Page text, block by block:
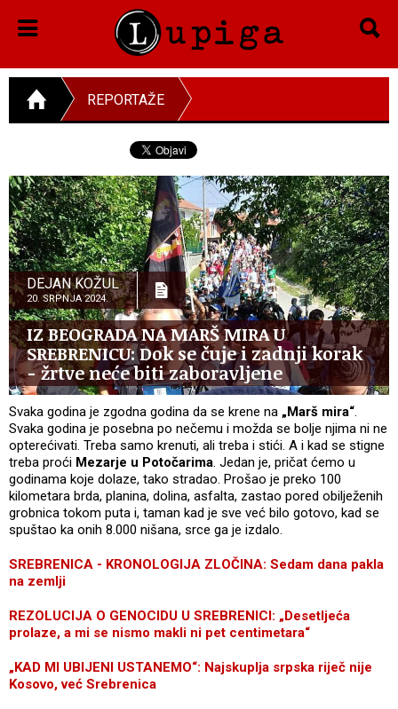
REPORTAŽE
DEJAN KOŽUL
20. SRPNJA 2024.
IZ BEOGRADA NA MARŠ MIRA U
SREBRENICU: Dok se čuje i zadnji korak
- žrtve neće biti zaboravljene
Svaka godina je zgodna godina da se krene na „Marš mira“.
Svaka godina je posebna po nečemu i možda se bolje njima ni ne
opterećivati. Treba samo krenuti, ali treba i stići. A i kad se stigne
treba proći Mezarje u Potočarima. Jedan je, pričat ćemo u
godinama koje dolaze, tako stradao. Prošao je preko 100
kilometara brda, planina, dolina, asfalta, zastao pored obilježenih
grobnica tokom puta i, taman kad je sve već bilo gotovo, kad se
spuštao ka onih 8.000 nišana, srce ga je izdalo.
SREBRENICA - KRONOLOGIJA ZLOČINA: Sedam dana pakla
na zemlji
REZOLUCIJA O GENOCIDU U SREBRENICI: „Desetljeća
prolaze, a mi se nismo makli ni pet centimetara“
„KAD MI UBIJENI USTANEMO“: Najskuplja srpska riječ nije
Kosovo, već Srebrenica